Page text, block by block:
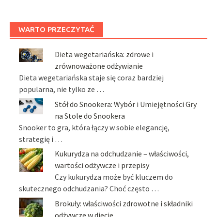
WARTO PRZECZYTAĆ
Dieta wegetariańska: zdrowe i
zrównoważone odżywianie
Dieta wegetariańska staje się coraz bardziej
popularna, nie tylko ze …
Stół do Snookera: Wybór i Umiejętności Gry
na Stole do Snookera
Snooker to gra, która łączy w sobie elegancję,
strategię i …
Kukurydza na odchudzanie – właściwości,
wartości odżywcze i przepisy
Czy kukurydza może być kluczem do
skutecznego odchudzania? Choć często …
Brokuły: właściwości zdrowotne i składniki
odżywcze w diecie